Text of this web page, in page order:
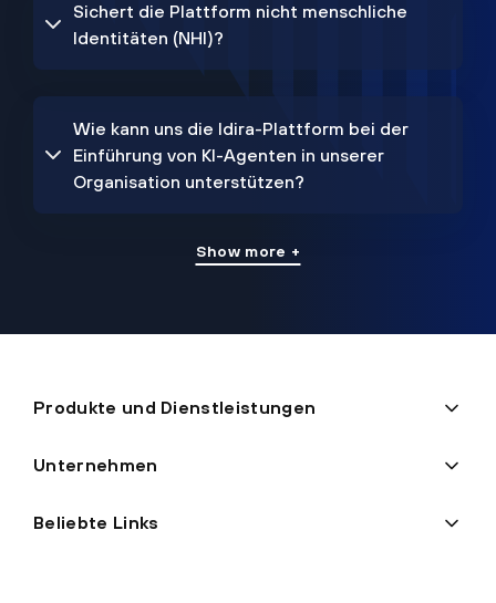
Sichert die Plattform nicht menschliche
Identitäten (NHI)?
Wie kann uns die Idira-Plattform bei der
Einführung von KI-Agenten in unserer
Organisation unterstützen?
Show more +
Produkte und Dienstleistungen
Unternehmen
Beliebte Links